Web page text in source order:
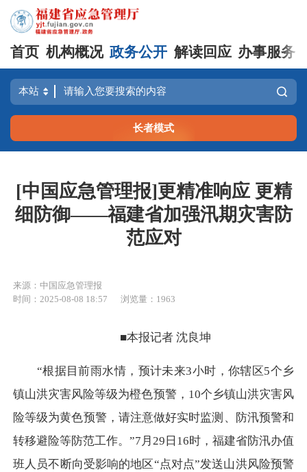
首页 机构概况 政务公开 解读回应 办事服务
长者模式
[中国应急管理报]更精准响应 更精
细防御——福建省加强汛期灾害防
范应对
来源：中国应急管理报
时间：2025-08-08 18:57
浏览量：1963
■本报记者 沈良坤
“根据目前雨水情，预计未来3小时，你辖区5个乡
镇山洪灾害风险等级为橙色预警，10个乡镇山洪灾害风
险等级为黄色预警，请注意做好实时监测、防汛预警和
转移避险等防范工作。”7月29日16时，福建省防汛办值
班人员不断向受影响的地区“点对点”发送山洪风险预警